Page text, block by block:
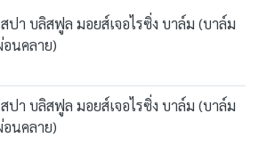
สปา บลิสฟูล มอยส์เจอไรซิ่ง บาล์ม (บาล์ม
อนคลาย)
สปา บลิสฟูล มอยส์เจอไรซิ่ง บาล์ม (บาล์ม
อนคลาย)